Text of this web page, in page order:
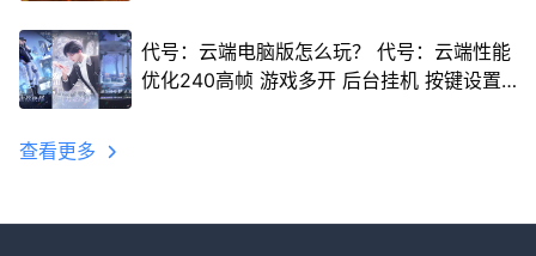
代号：云端电脑版怎么玩？ 代号：云端性能
优化240高帧 游戏多开 后台挂机 按键设置
查看更多